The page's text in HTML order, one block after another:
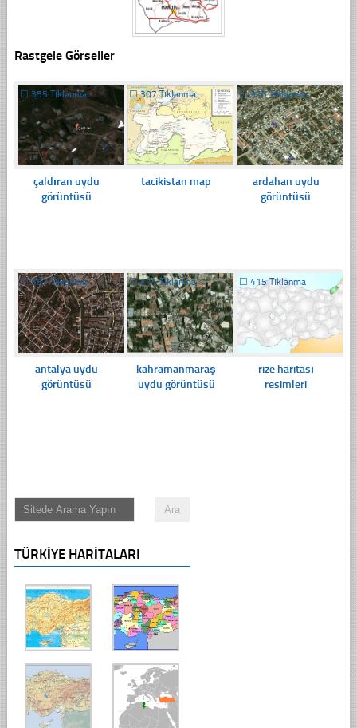
Rastgele Görseller
☐ 355 Tıklanma
çaldıran uydu
görüntüsü
☐307 Tıklanma
tacikistan map
☐315 Tıklanma
ardahan uydu
görüntüsü
☐387 Tıklanma
antalya uydu
görüntüsü
☐411 Tıklanma
kahramanmaraş
uydu görüntüsü
☐ 415 Tıklanma
rize haritası
resimleri
TÜRKIYE HARITALARI